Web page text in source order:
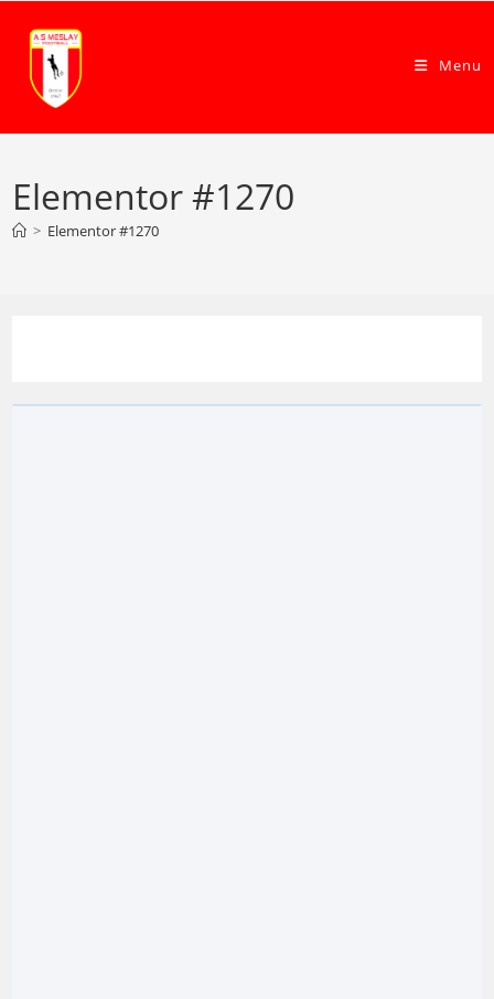
Menu
Elementor #1270
> Elementor #1270